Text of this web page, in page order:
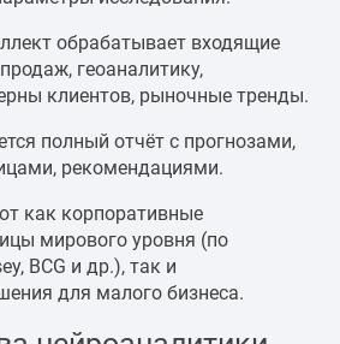
обрабатывает входящие
геоаналитику,
клиентов, рыночные тренды.
полный отчёт с прогнозами,
рекомендациями.
как корпоративные
мирового уровня (по
BCG и др.), так и
для малого бизнеса.